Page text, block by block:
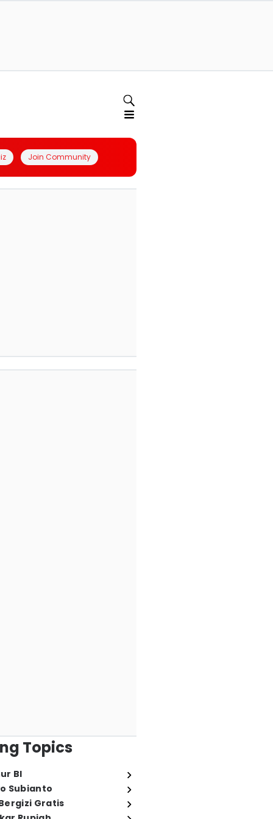
Join Community
Topics
BI
Subianto
Gratis